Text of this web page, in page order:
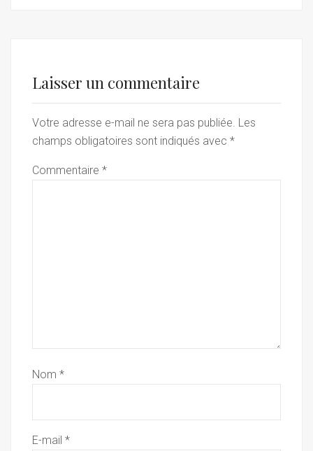
Laisser un commentaire
Votre adresse e-mail ne sera pas publiée. Les
champs obligatoires sont indiqués avec *
Commentaire *
Nom *
E-mail *